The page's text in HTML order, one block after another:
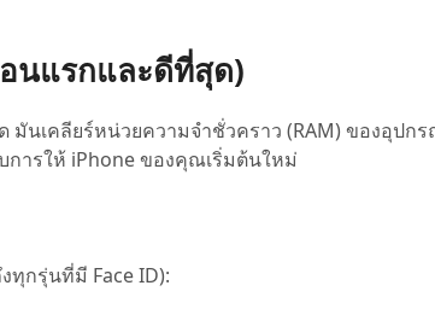
นแรกและดีที่สุด)
นเคลียร์หน่วยความจำชั่วคราว (RAM) ของอุปก
ารให้ iPhone ของคุณเริ่มต้นใหม่
ทุกรุ่นที่มี Face ID):